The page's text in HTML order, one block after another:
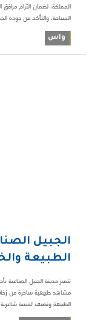
المملكة، لضمان التزام
السياحة، والتأكد من جودة
واس
الجبيل
الطبيعة
تتميز مدينة الجبيل الصناعية
مشاهد طبيعية ساحرة من
الطبيعة وتضيف لمسة شاعرية